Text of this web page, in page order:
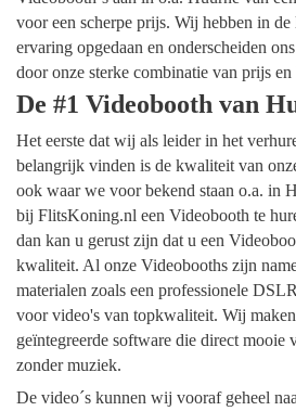
voor een scherpe prijs. Wij hebben in de
ervaring opgedaan en onderscheiden
door onze sterke combinatie van prijs
De #1 Videobooth van
Het eerste dat wij als leider in het
belangrijk vinden is de kwaliteit van
ook waar we voor bekend staan o.a. in
bij FlitsKoning.nl een Videobooth te
dan kan u gerust zijn dat u een
kwaliteit. Al onze Videobooths zijn
materialen zoals een professionele
voor video's van topkwaliteit. Wij
geïntegreerde software die direct mooie
zonder muziek.
De video´s kunnen wij vooraf geheel